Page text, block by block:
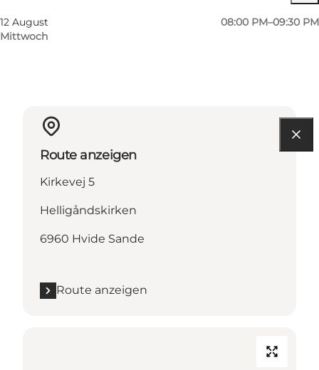
12 August
Mittwoch
08:00 PM–09:30 PM
Route anzeigen
Kirkevej 5
Helligåndskirken
6960 Hvide Sande
Route anzeigen